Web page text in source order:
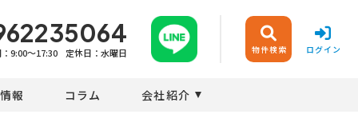
9:00〜17:30 定休日：水曜日 物件検索 ログイン
報 コラム 会社紹介